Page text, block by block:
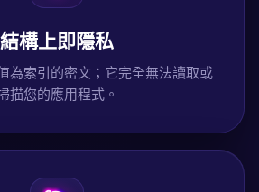
結構上即隱私
為索引的密文；它完全無法讀取或
描您的應用程式。